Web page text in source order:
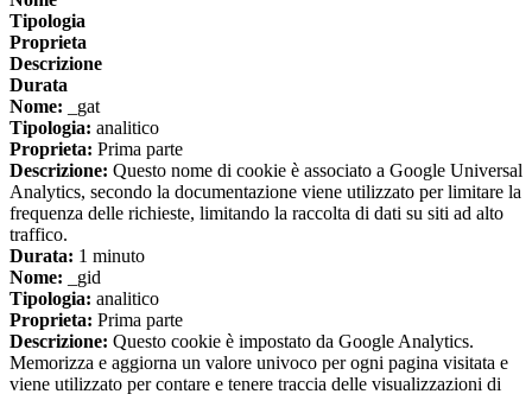
Tipologia
Proprieta
Descrizione
Durata
Nome: _gat
Tipologia: analitico
Proprieta: Prima parte
Descrizione: Questo nome di cookie è associato a Google Universal
Analytics, secondo la documentazione viene utilizzato per limitare la
frequenza delle richieste, limitando la raccolta di dati su siti ad alto
traffico.
Durata: 1 minuto
Nome: _gid
Tipologia: analitico
Proprieta: Prima parte
Descrizione: Questo cookie è impostato da Google Analytics.
Memorizza e aggiorna un valore univoco per ogni pagina visitata e
viene utilizzato per contare e tenere traccia delle visualizzazioni di